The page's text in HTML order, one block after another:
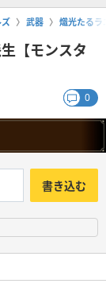
武器 熾光たるラ
【モンスタ
0
書き込む